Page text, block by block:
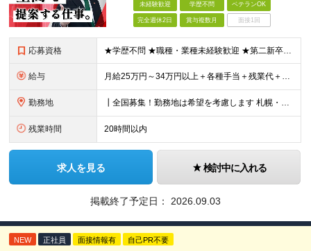
未経験歓迎 学歴不問 ベテランOK
完全週休2日 賞与複数月 面接1回
応募資格 ★学歴不問 ★職種・業種未経験歓迎 ★第二新卒歓迎 ＜こんな方にオススメ＞ ◎一つの商材ではなく、幅広い提案で勝負したい ◎成長企業でスケールの大きい仕事に挑戦したい ◎実力を評価されたい＆腰を据え
給与 月給25万円～34万円以上＋各種手当＋残業代＋賞与年2回 初年度想定年収：348万円～ ※経験・能力を考慮のうえ優遇します。 ※上記にはエリア給（10,000円～15,000円）、見込み残業代（20
勤務地 ┃全国募集！勤務地は希望を考慮します 札幌・仙台・東京・横浜・金沢・名古屋・大阪・京都・広島・福岡 募集 ※上記のほか、全国に拠点あり ※キャリアアップやキャリアシフトに伴う転勤も一部ありますが、基
残業時間 20時間以内
求人を見る 検討中に入れる
掲載終了予定日： 2026.09.03
NEW 正社員 面接情報有 自己PR不要